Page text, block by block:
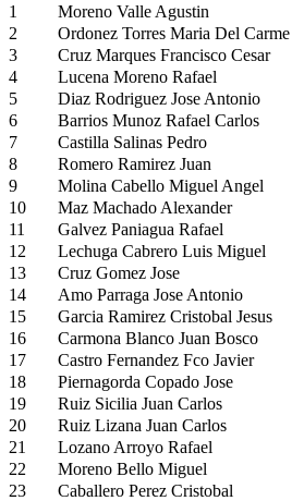
1
Moreno Valle Agustin
2
Ordonez Torres Maria Del Carme
3
Cruz Marques Francisco Cesar
4
Lucena Moreno Rafael
5
Diaz Rodriguez Jose Antonio
6
Barrios Munoz Rafael Carlos
7
Castilla Salinas Pedro
8
Romero Ramirez Juan
9
Molina Cabello Miguel Angel
10
Maz Machado Alexander
11
Galvez Paniagua Rafael
12
Lechuga Cabrero Luis Miguel
13
Cruz Gomez Jose
14
Amo Parraga Jose Antonio
15
Garcia Ramirez Cristobal Jesus
16
Carmona Blanco Juan Bosco
17
Castro Fernandez Fco Javier
18
Piernagorda Copado Jose
19
Ruiz Sicilia Juan Carlos
20
Ruiz Lizana Juan Carlos
21
Lozano Arroyo Rafael
22
Moreno Bello Miguel
23
Caballero Perez Cristobal